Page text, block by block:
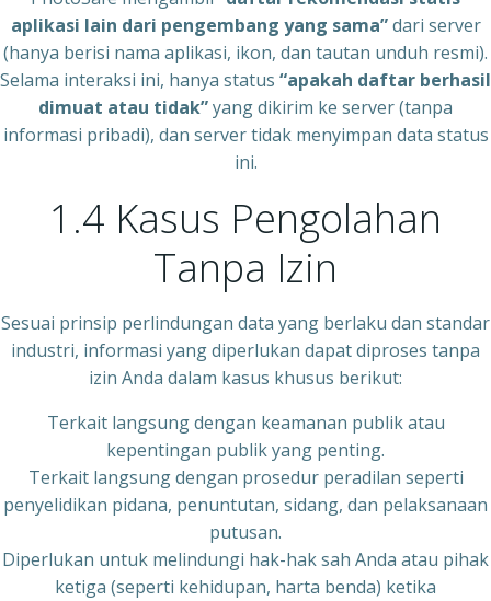
aplikasi lain dari pengembang yang sama”dari server
(hanya berisi nama aplikasi, ikon, dan tautan unduh resmi).
Selama interaksi ini, hanya status “apakah daftar berhasil
dimuat atau tidak”yang dikirim ke server (tanpa
informasi pribadi), dan server tidak menyimpan data status
ini.
1.4 Kasus Pengolahan
Tanpa Izin
Sesuai prinsip perlindungan data yang berlaku dan standar
industri, informasi yang diperlukan dapat diproses tanpa
izin Anda dalam kasus khusus berikut:
Terkait langsung dengan keamanan publik atau
kepentingan publik yang penting.
Terkait langsung dengan prosedur peradilan seperti
penyelidikan pidana, penuntutan, sidang, dan pelaksanaan
putusan.
Diperlukan untuk melindungi hak-hak sah Anda atau pihak
ketiga (seperti kehidupan, harta benda) ketika